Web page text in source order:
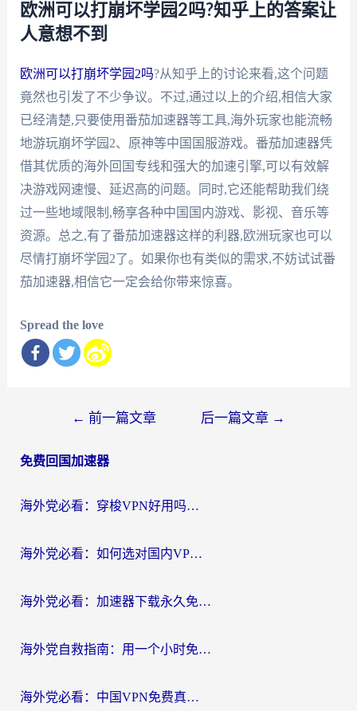
欧洲可以打崩坏学园2吗?知乎上的答案让
人意想不到
欧洲可以打崩坏学园2吗?从知乎上的讨论来看,这个问题
竟然也引发了不少争议。不过,通过以上的介绍,相信大家
已经清楚,只要使用番茄加速器等工具,海外玩家也能流畅
地游玩崩坏学园2、原神等中国国服游戏。番茄加速器凭
借其优质的海外回国专线和强大的加速引擎,可以有效解
决游戏网速慢、延迟高的问题。同时,它还能帮助我们绕
过一些地域限制,畅享各种中国国内游戏、影视、音乐等
资源。总之,有了番茄加速器这样的利器,欧洲玩家也可以
尽情打崩坏学园2了。如果你也有类似的需求,不妨试试番
茄加速器,相信它一定会给你带来惊喜。
Spread the love
导
← 前一篇文章 后一篇文章 →
免费回国加速器
海外党必看：穿梭VPN好用吗？和云帆VPN对比哪个回国效果更好？附真实测评+避坑指南
海外党必看：如何选对国内VPN，实现无缝访问国内资源？
海外党必看：加速器下载永久免费版真的存在吗？教你无缝访问国内资源的正确姿势
海外党自救指南：用一个小时免费加速器，轻松打破国内资源访问壁垒？
海外党必看：中国VPN免费真的靠谱吗？手把手教你选对回国加速器